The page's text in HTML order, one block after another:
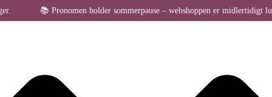
Administrer samtykke til cookies
📚 Pronomen holder sommerpause – webshoppen er midlertidigt